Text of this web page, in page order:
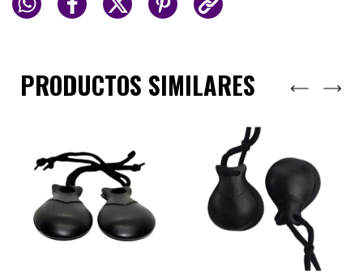
PRODUCTOS SIMILARES